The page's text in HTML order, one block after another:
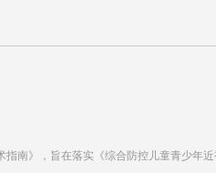
南》，旨在落实《综合防控儿童青少年